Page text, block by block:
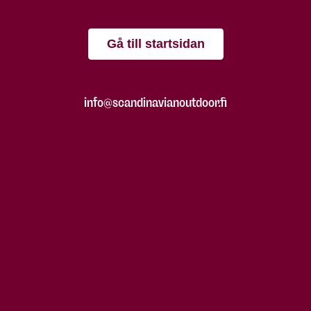
Gå till startsidan
info@scandinavianoutdoor.fi